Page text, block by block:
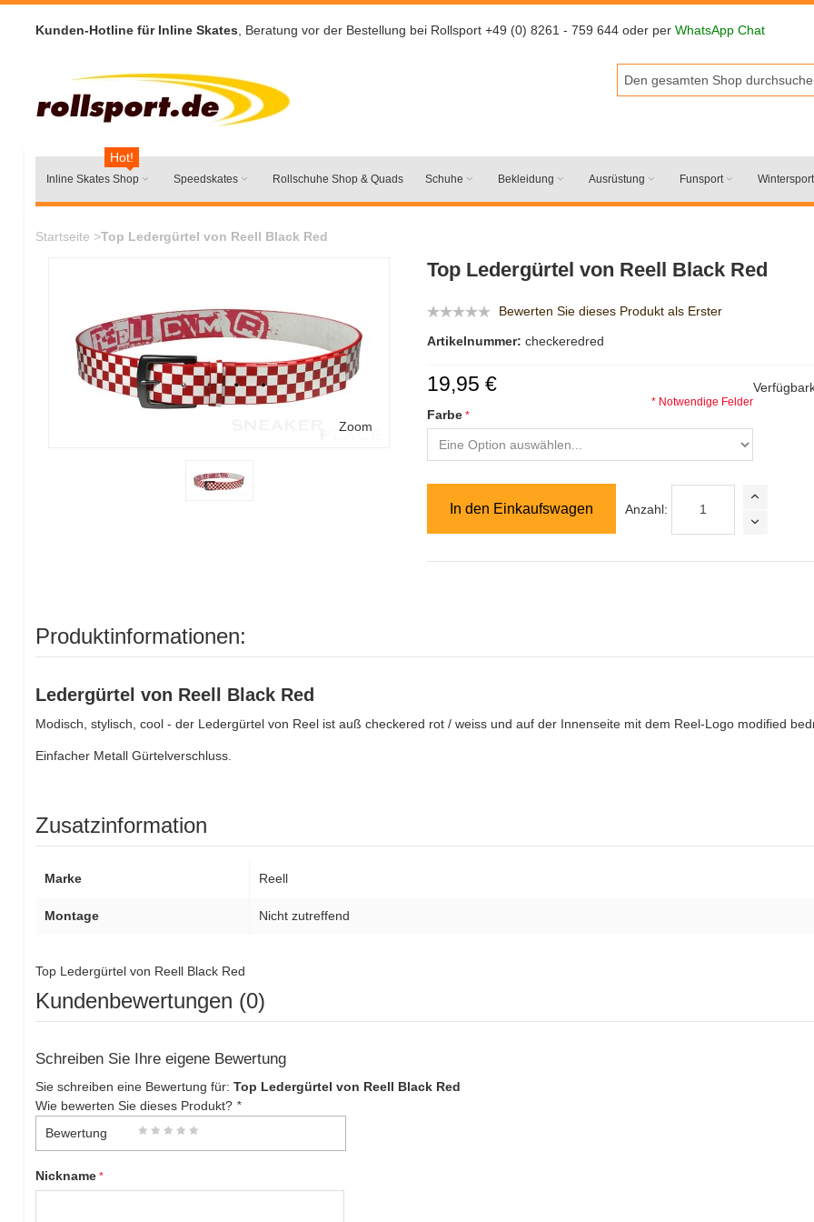
Kunden-Hotline für Inline Skates , Beratung vor der Bestellung bei Rollsport +49 (0) 8261 - 759 644 oder per WhatsApp Chat
Inline Skates Shop
Hot!
Speedskates Rollschuhe Shop & Quads Schuhe Bekleidung Ausrüstung Funsport Wintersport
Startseite >Top Ledergürtel von Reell Black Red
Zoom
Top Ledergürtel von Reell Black Red
Bewerten Sie dieses Produkt als Erster
Artikelnummer: checkeredred
19,95 €
Farbe
* Notwendige Felder
Anzahl:
In den Einkaufswagen
Produktinformationen:
Ledergürtel von Reell Black Red
Modisch, stylisch, cool - der Ledergürtel von Reel ist auß checkered rot / weiss und auf der Innenseite mit dem Reel-Logo modified
Einfacher Metall Gürtelverschluss.
Zusatzinformation
Marke Reell
Montage Nicht zutreffend
Top Ledergürtel von Reell Black Red
Kundenbewertungen (0)
Schreiben Sie Ihre eigene Bewertung
Sie schreiben eine Bewertung für: Top Ledergürtel von Reell Black Red
Wie bewerten Sie dieses Produkt? *
Bewertung
Nickname